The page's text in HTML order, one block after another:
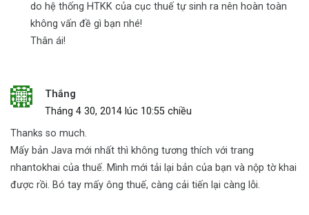
do hệ thống HTKK của cục thuế tự sinh ra nên hoàn toàn
không vấn đề gì bạn nhé!
Thân ái!
Thắng
Tháng 4 30, 2014 lúc 10:55 chiều
Thanks so much.
Mấy bản Java mới nhất thì không tương thích với trang
nhantokhai của thuế. Mình mới tải lại bản của bạn và nộp tờ khai
được rồi. Bó tay mấy ông thuế, càng cải tiến lại càng lỗi.